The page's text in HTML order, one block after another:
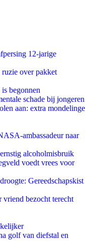
12-jarige
over pakket
begonnen
schade bij jongeren
aan: extra mondelinge
ambassadeur naar
alcoholmisbruik
voedt vrees voor
Gereedschapskist
vriend bezocht terecht
golf van diefstal en